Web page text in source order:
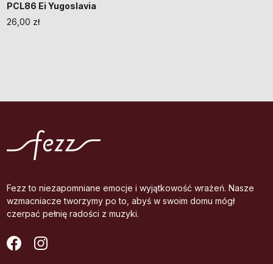
PCL86 Ei Yugoslavia
26,00 zł
Fezz to niezapomniane emocje i wyjątkowość wrażeń. Nasze
wzmacniacze tworzymy po to, abyś w swoim domu mógł
czerpać pełnię radości z muzyki.